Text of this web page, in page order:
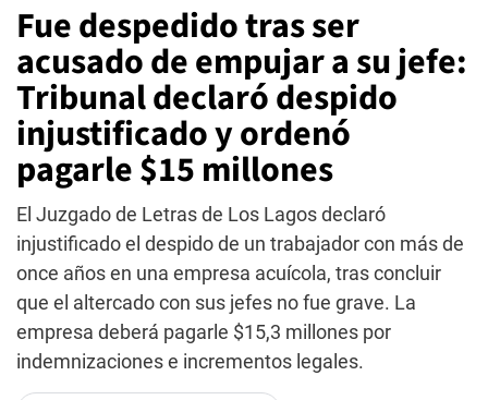
Fue despedido tras ser
acusado de empujar a su jefe:
Tribunal declaró despido
injustificado y ordenó
pagarle $15 millones
El Juzgado de Letras de Los Lagos declaró
injustificado el despido de un trabajador con más de
once años en una empresa acuícola, tras concluir
que el altercado con sus jefes no fue grave. La
empresa deberá pagarle $15,3 millones por
indemnizaciones e incrementos legales.